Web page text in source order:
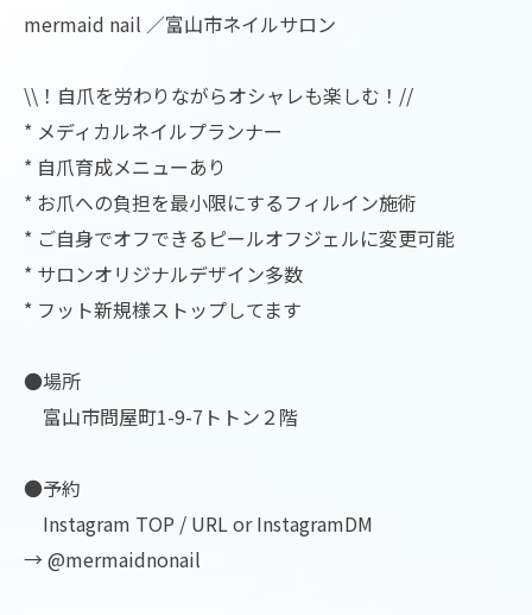
mermaid nail ／富山市ネイルサロン
\\！自爪を労わりながらオシャレも楽しむ！//
* メディカルネイルプランナー
* 自爪育成メニューあり
* お爪への負担を最小限にするフィルイン施術
* ご自身でオフできるピールオフジェルに変更可能
* サロンオリジナルデザイン多数
* フット新規様ストップしてます
●場所
富山市問屋町1-9-7トトン２階
●予約
Instagram TOP / URL or InstagramDM
→ @mermaidnonail